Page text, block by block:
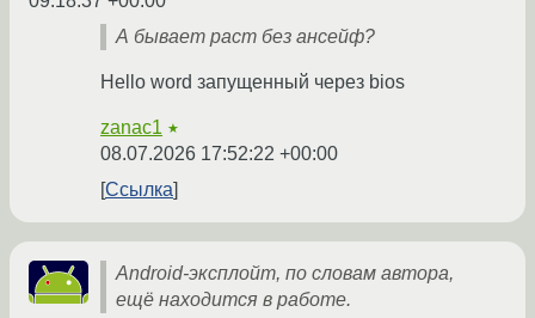
А бывает раст без ансейф?
Hello word запущенный через bios
zanac1 ★
08.07.2026 17:52:22 +00:00
Ссылка
Android-эксплойт, по словам автора,
ещё находится в работе.